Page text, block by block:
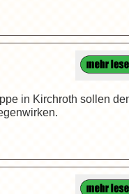
in Kirchroth sollen